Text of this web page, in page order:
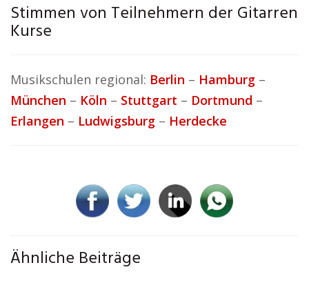
Stimmen von Teilnehmern der Gitarren
Kurse
Musikschulen regional: Berlin – Hamburg –
München – Köln – Stuttgart – Dortmund –
Erlangen – Ludwigsburg – Herdecke
Ähnliche Beiträge